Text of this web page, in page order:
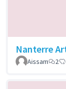
Nanterre
Aissam
2